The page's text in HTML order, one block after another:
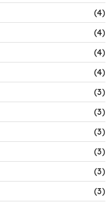
(4)
(4)
(4)
(4)
(3)
(3)
(3)
(3)
(3)
(3)